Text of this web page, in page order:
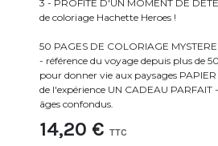
3 - PROFITE D'UN MOMENT DE
de coloriage Hachette Heroes !
50 PAGES DE COLORIAGE
- référence du voyage depuis plus de
pour donner vie aux paysages
de l'expérience UN CADEAU
âges confondus.
14,20 € TTC